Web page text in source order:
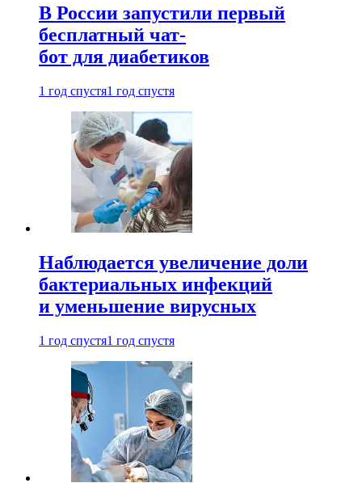
В России запустили первый
бесплатный чат-
бот для диабетиков
1 год спустя1 год спустя
Наблюдается увеличение доли
бактериальных инфекций
и уменьшение вирусных
1 год спустя1 год спустя